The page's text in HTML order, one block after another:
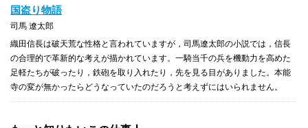
国盗り物語
司馬 遼太郎
織田信長は破天荒な性格と言われていますが，司馬遼太郎の小説では，信長
の合理的で革新的な考えが描かれています。一騎当千の兵を機動力を高めた
足軽たちが破ったり，鉄砲を取り入れたり，先を見る目がありました。本能
寺の変が無かったらどうなっていたのだろうと考えずにはいられません。